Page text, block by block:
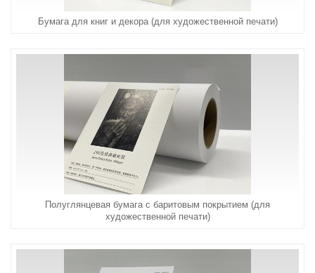
Бумага для книг и декора (для художественной печати)
Полуглянцевая бумага с баритовым покрытием (для
художественной печати)